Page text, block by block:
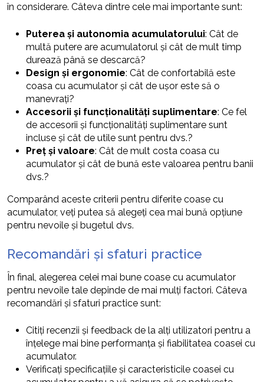
în considerare. Câteva dintre cele mai importante sunt:
Puterea și autonomia acumulatorului: Cât de
multă putere are acumulatorul și cât de mult timp
durează până se descarcă?
Design și ergonomie: Cât de confortabilă este
coasa cu acumulator și cât de ușor este să o
manevrați?
Accesorii și funcționalități suplimentare: Ce fel
de accesorii și funcționalități suplimentare sunt
incluse și cât de utile sunt pentru dvs.?
Preț și valoare: Cât de mult costa coasa cu
acumulator și cât de bună este valoarea pentru banii
dvs.?
Comparând aceste criterii pentru diferite coase cu
acumulator, veți putea să alegeți cea mai bună opțiune
pentru nevoile și bugetul dvs.
Recomandări și sfaturi practice
În final, alegerea celei mai bune coase cu acumulator
pentru nevoile tale depinde de mai mulți factori. Câteva
recomandări și sfaturi practice sunt:
Citiți recenzii și feedback de la alți utilizatori pentru a
înțelege mai bine performanța și fiabilitatea coasei cu
acumulator.
Verificați specificațiile și caracteristicile coasei cu